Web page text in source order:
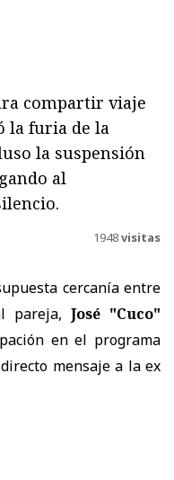
compartir viaje
la furia de la
la suspensión
al
1948visitas
cercanía entre
pareja, José "Cuco"
en el programa
mensaje a la ex